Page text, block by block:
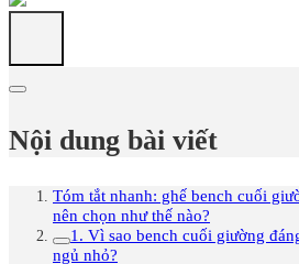
Nội dung bài viết
Tóm tắt nhanh: ghế bench cuối
nên chọn như thế nào?
1. Vì sao bench cuối giường
ngủ nhỏ?